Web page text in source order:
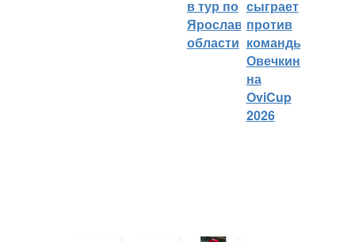
в тур по
Ярославской
области
сыграет
против
команды
Овечкина
на
OviCup
2026